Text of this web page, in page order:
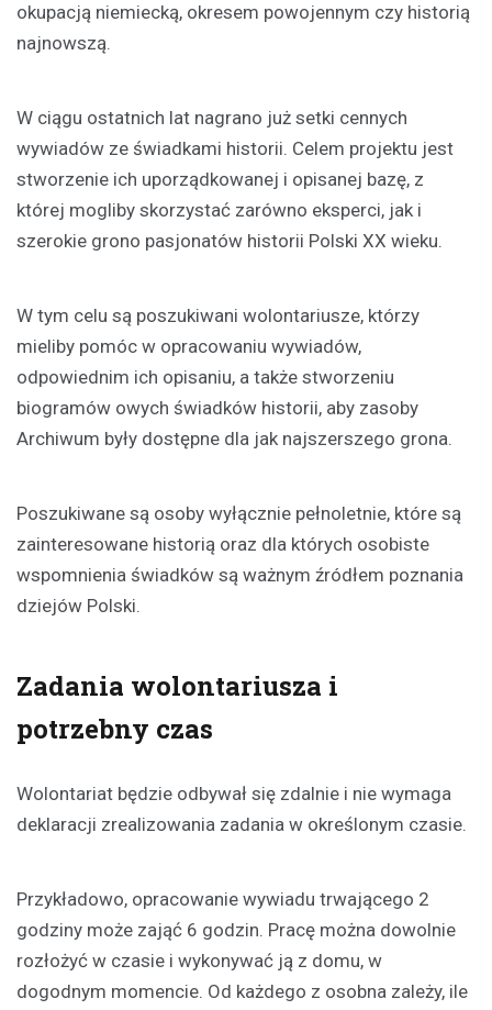
okupacją niemiecką, okresem powojennym czy historią
najnowszą.
W ciągu ostatnich lat nagrano już setki cennych
wywiadów ze świadkami historii. Celem projektu jest
stworzenie ich uporządkowanej i opisanej bazę, z
której mogliby skorzystać zarówno eksperci, jak i
szerokie grono pasjonatów historii Polski XX wieku.
W tym celu są poszukiwani wolontariusze, którzy
mieliby pomóc w opracowaniu wywiadów,
odpowiednim ich opisaniu, a także stworzeniu
biogramów owych świadków historii, aby zasoby
Archiwum były dostępne dla jak najszerszego grona.
Poszukiwane są osoby wyłącznie pełnoletnie, które są
zainteresowane historią oraz dla których osobiste
wspomnienia świadków są ważnym źródłem poznania
dziejów Polski.
Zadania wolontariusza i
potrzebny czas
Wolontariat będzie odbywał się zdalnie i nie wymaga
deklaracji zrealizowania zadania w określonym czasie.
Przykładowo, opracowanie wywiadu trwającego 2
godziny może zająć 6 godzin. Pracę można dowolnie
rozłożyć w czasie i wykonywać ją z domu, w
dogodnym momencie. Od każdego z osobna zależy, ile